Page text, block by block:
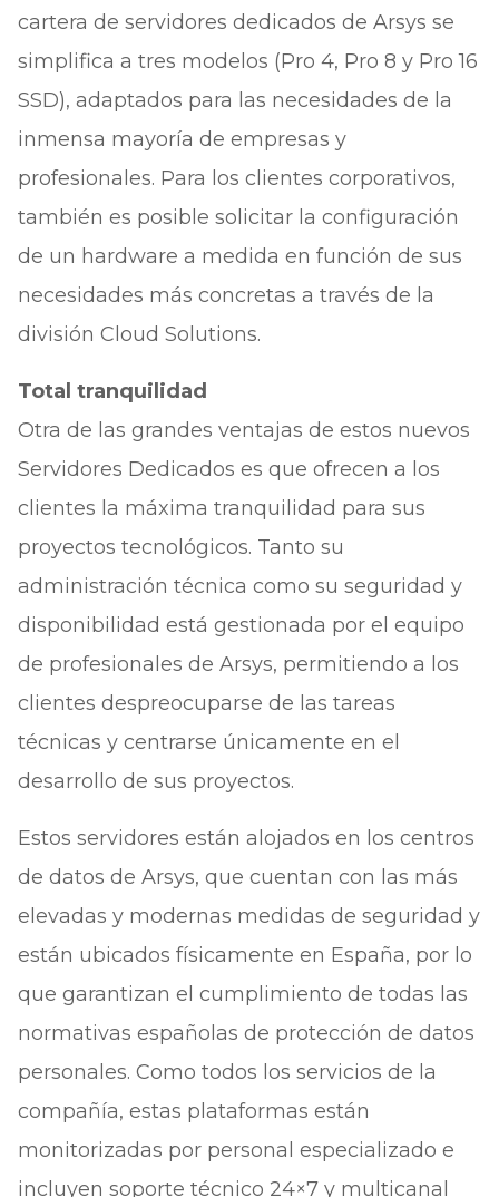
cartera de servidores dedicados de Arsys se
simplifica a tres modelos (Pro 4, Pro 8 y Pro 16
SSD), adaptados para las necesidades de la
inmensa mayoría de empresas y
profesionales. Para los clientes corporativos,
también es posible solicitar la configuración
de un hardware a medida en función de sus
necesidades más concretas a través de la
división Cloud Solutions.
Total tranquilidad
Otra de las grandes ventajas de estos nuevos
Servidores Dedicados es que ofrecen a los
clientes la máxima tranquilidad para sus
proyectos tecnológicos. Tanto su
administración técnica como su seguridad y
disponibilidad está gestionada por el equipo
de profesionales de Arsys, permitiendo a los
clientes despreocuparse de las tareas
técnicas y centrarse únicamente en el
desarrollo de sus proyectos.
Estos servidores están alojados en los centros
de datos de Arsys, que cuentan con las más
elevadas y modernas medidas de seguridad y
están ubicados físicamente en España, por lo
que garantizan el cumplimiento de todas las
normativas españolas de protección de datos
personales. Como todos los servicios de la
compañía, estas plataformas están
monitorizadas por personal especializado e
incluyen soporte técnico 24×7 y multicanal